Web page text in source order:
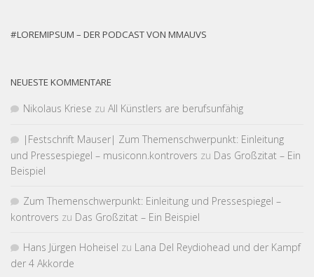
#LOREMIPSUM – DER PODCAST VON MMAUVS
NEUESTE KOMMENTARE
Nikolaus Kriese zu All Künstlers are berufsunfähig
|Fest­schrift Mauser| Zum Themen­schwer­punkt: Einleitung
und Pressespiegel – musiconn.kontrovers zu Das Großzitat – Ein
Beispiel
Zum Themen­schwer­punkt: Einleitung und Pressespiegel –
kontrovers zu Das Großzitat – Ein Beispiel
Hans Jürgen Hoheisel zu Lana Del Reydiohead und der Kampf
der 4 Akkorde